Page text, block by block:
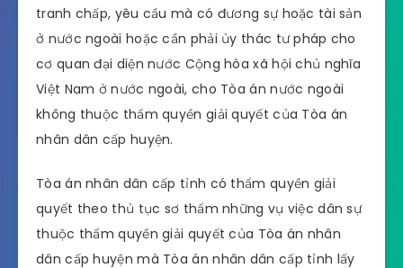
tranh chấp, yêu cầu mà có đương sự hoặc tài sản
ở nước ngoài hoặc cần phải ủy thác tư pháp cho
cơ quan đại diện nước Cộng hòa xã hội chủ nghĩa
Việt Nam ở nước ngoài, cho Tòa án nước ngoài
không thuộc thẩm quyền giải quyết của Tòa án
nhân dân cấp huyện.
Tòa án nhân dân cấp tỉnh có thẩm quyền giải
quyết theo thủ tục sơ thẩm những vụ việc dân sự
thuộc thẩm quyền giải quyết của Tòa án nhân
dân cấp huyện mà Tòa án nhân dân cấp tỉnh lấy